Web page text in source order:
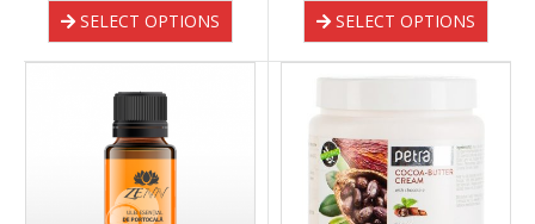
SELECT OPTIONS SELECT OPTIONS